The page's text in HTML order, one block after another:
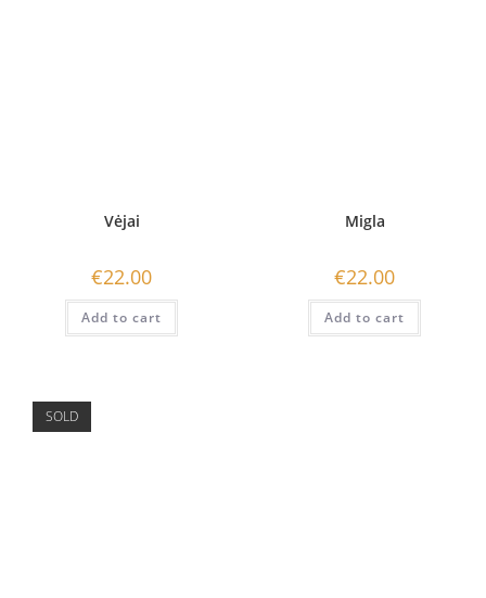
Vėjai
€22.00
Add to cart
Migla
€22.00
Add to cart
SOLD